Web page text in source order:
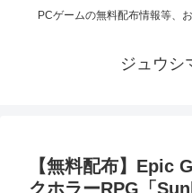
PCゲームの無料配布情報等、
ジュウシ
【無料配布】Epic
クホラーRPG「